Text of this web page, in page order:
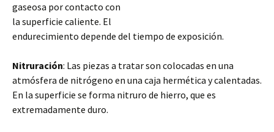
gaseosa por contacto con
la superficie caliente. El
endurecimiento depende del tiempo de exposición.
Nitruración: Las piezas a tratar son colocadas en una
atmósfera de nitrógeno en una caja hermética y calentadas.
En la superficie se forma nitruro de hierro, que es
extremadamente duro.